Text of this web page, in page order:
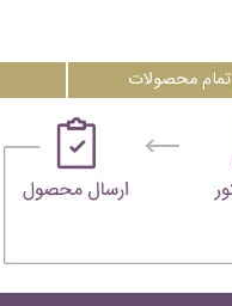
محصولات